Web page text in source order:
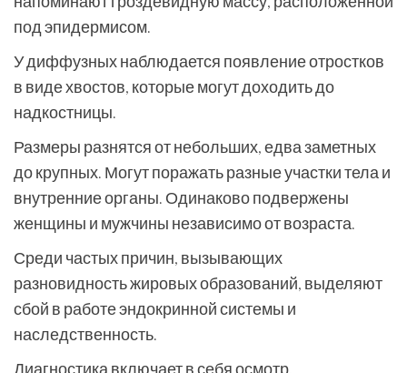
под эпидермисом.
У диффузных наблюдается появление отростков
в виде хвостов, которые могут доходить до
надкостницы.
Размеры разнятся от небольших, едва заметных
до крупных. Могут поражать разные участки тела и
внутренние органы. Одинаково подвержены
женщины и мужчины независимо от возраста.
Среди частых причин, вызывающих
разновидность жировых образований, выделяют
сбой в работе эндокринной системы и
наследственность.
Диагностика включает в себя осмотр,